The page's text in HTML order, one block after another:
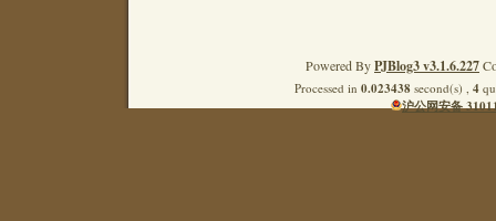
Powered ByPJBlog3 v3.1.6.227
Processed in 0.023438second(s) , 4
沪公网安备